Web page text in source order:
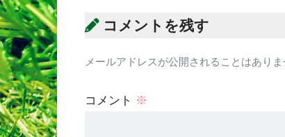
コメントを残す
メールアドレスが公開されることはありま
コメント ※